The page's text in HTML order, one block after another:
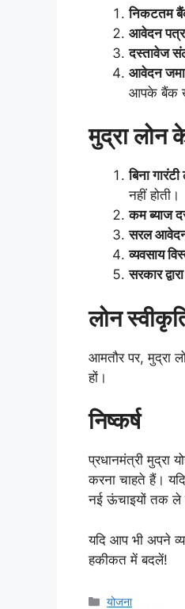
निकटतम
आवेदन पत्र
दस्तावेज
आवेदन
आपके बैंक
मुद्रा लोन
बिना
नहीं होती।
कम ब्याज
सरल आवेदन
व्यवसाय
सरकार
लोन
आमतौर पर, मुद्रा
हों।
निष्कर्ष
प्रधानमंत्री मुद्रा
करना चाहते हैं।
नई ऊंचाइयों तक
यदि आप भी अपने
हकीकत में बदलें!
Categories
योजना